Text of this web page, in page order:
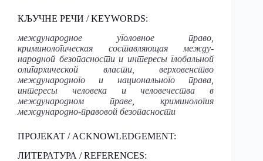
КЉУЧНЕ РЕЧИ / KEYWORDS:
международное уголовное право,
криминологическая составляющая между-
народной безопасности и интересы глобальной
олигархической власти, верховенство
международного и национального права,
интересы человека и человечества в
международном праве, криминология
международно-правовой безопасности
ПРОЈЕКАТ / ACKNOWLEDGEMENT:
ЛИТЕРАТУРА / REFERENCES: